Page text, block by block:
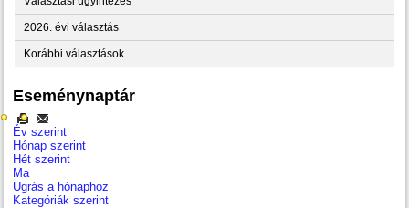
2026. évi választás
Korábbi választások
Eseménynaptár
Év szerint
Hónap szerint
Hét szerint
Ma
Ugrás a hónaphoz
Kategóriák szerint